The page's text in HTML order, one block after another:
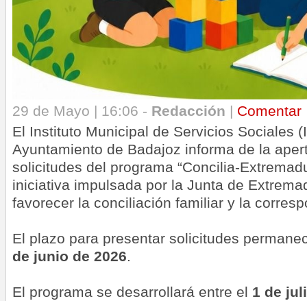
29 de Mayo | 16:06 - Redacción | Comentar
El Instituto Municipal de Servicios Sociales
Ayuntamiento de Badajoz informa de la
solicitudes del programa “Concilia-
iniciativa impulsada por la Junta de
favorecer la conciliación familiar y la
El plazo para presentar solicitudes
de junio de 2026.
El programa se desarrollará entre el 1 de